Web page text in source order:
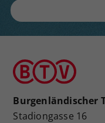
Burgenländischer
Stadiongasse 16